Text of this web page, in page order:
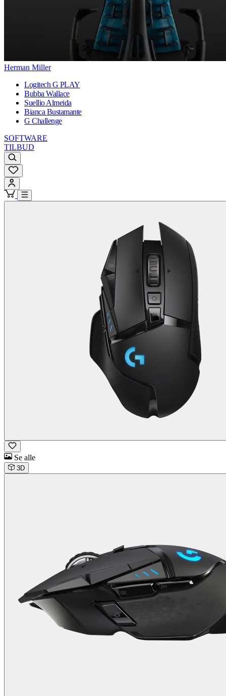
Herman Miller
Logitech G PLAY
Bubba Wallace
Suellio Almeida
Bianca Bustamante
G Challenge
SOFTWARE
TILBUD
Se alle
3D